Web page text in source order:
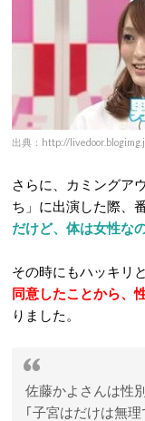
出典：http://
さらに、カミングア
ち」に出演した際、
だけど、体は女性な
その時にもハッキリ
同意したことから、
りました。
佐藤かよさんは性
｢子宮はだけは無理